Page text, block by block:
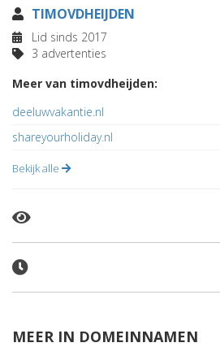
TIMOVDHEIJDEN
Lid sinds 2017
3 advertenties
Meer van timovdheijden:
deeluwvakantie.nl
shareyourholiday.nl
Bekijk alle
MEER IN DOMEINNAMEN